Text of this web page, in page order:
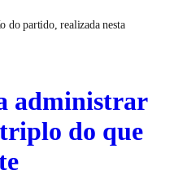
do partido, realizada nesta
administrar
do que